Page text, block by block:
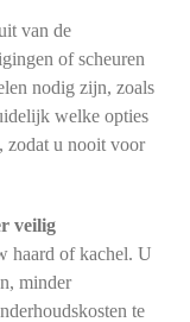
van de
of scheuren
nodig zijn, zoals
welke opties
zodat u nooit voor
veilig
haard of kachel. U
minder
te